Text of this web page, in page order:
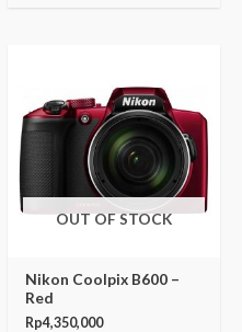
OUT OF STOCK
Nikon Coolpix B600 –
Red
Rp4,350,000